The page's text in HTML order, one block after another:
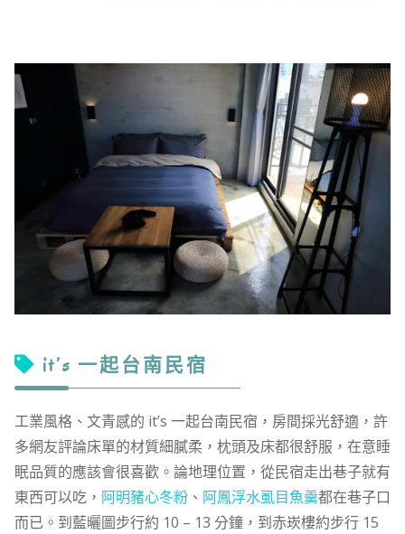
it’s 一起台南民宿
工業風格、文青感的 it’s 一起台南民宿，房間採光舒適，許
多網友評論床單的材質細膩柔，枕頭及床都很舒服，在意睡
眠品質的應該會很喜歡。論地理位置，從民宿走出巷子就有
東西可以吃， 阿明豬心冬粉、 阿鳳浮水虱目魚羹都在巷子口
而已。到藍曬圖步行約 10 – 13 分鐘，到赤崁樓約步行 15